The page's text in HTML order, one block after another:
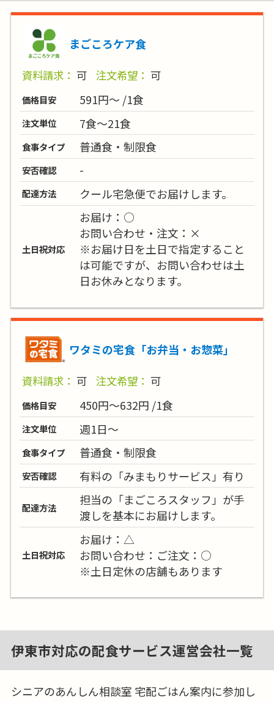
まごころケア食
資料請求： 可 注文希望： 可
価格目安 591円～ /1食
注文単位 7食～21食
食事タイプ 普通食・制限食
安否確認 -
配達方法 クール宅急便でお届けします。
土日祝対応
お届け：○
お問い合わせ・注文：×
※お届け日を土日で指定すること
は可能ですが、お問い合わせは土
日お休みとなります。
ワタミの宅食「お弁当・お惣菜」
資料請求： 可 注文希望： 可
価格目安 450円～632円 /1食
注文単位 週1日～
食事タイプ 普通食・制限食
安否確認 有料の「みまもりサービス」有り
配達方法
担当の「まごころスタッフ」が手
渡しを基本にお届けします。
土日祝対応
お届け：△
お問い合わせ：ご注文：○
※土日定休の店舗もあります
伊東市対応の配食サービス運営会社一覧
シニアのあんしん相談室 宅配ごはん案内に参加し